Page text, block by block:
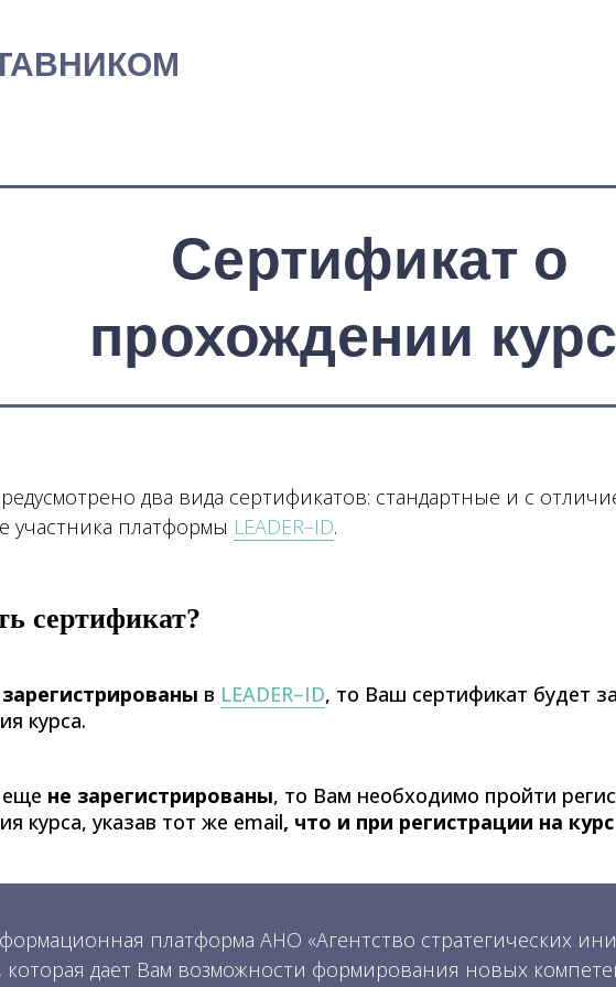
Сертификат о
прохождении
два вида сертификатов: стандартные и с
участника платформы LEADER–ID.
сертификат?
зарегистрированы в LEADER–ID, то Ваш сертификат будет
курса.
не зарегистрированы, то Вам необходимо пройти
курса, указав тот же email, что и при регистрации на
платформа АНО «Агентство стратегических
которая дает Вам возможности формирования новых